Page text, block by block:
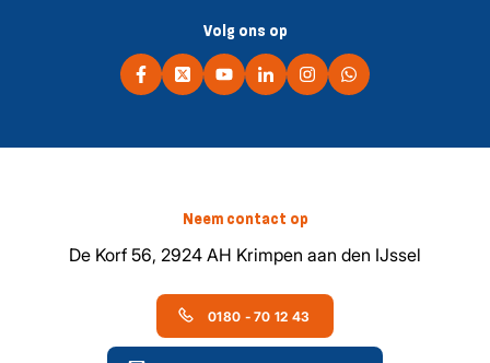
Volg ons op
Neem contact op
De Korf 56, 2924 AH Krimpen aan den IJssel
0180 - 70 12 43